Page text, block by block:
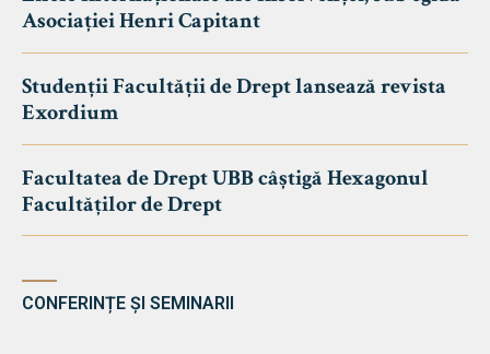
Asociației Henri Capitant
Studenții Facultății de Drept lansează revista
Exordium
Facultatea de Drept UBB câștigă Hexagonul
Facultăților de Drept
CONFERINȚE ȘI SEMINARII